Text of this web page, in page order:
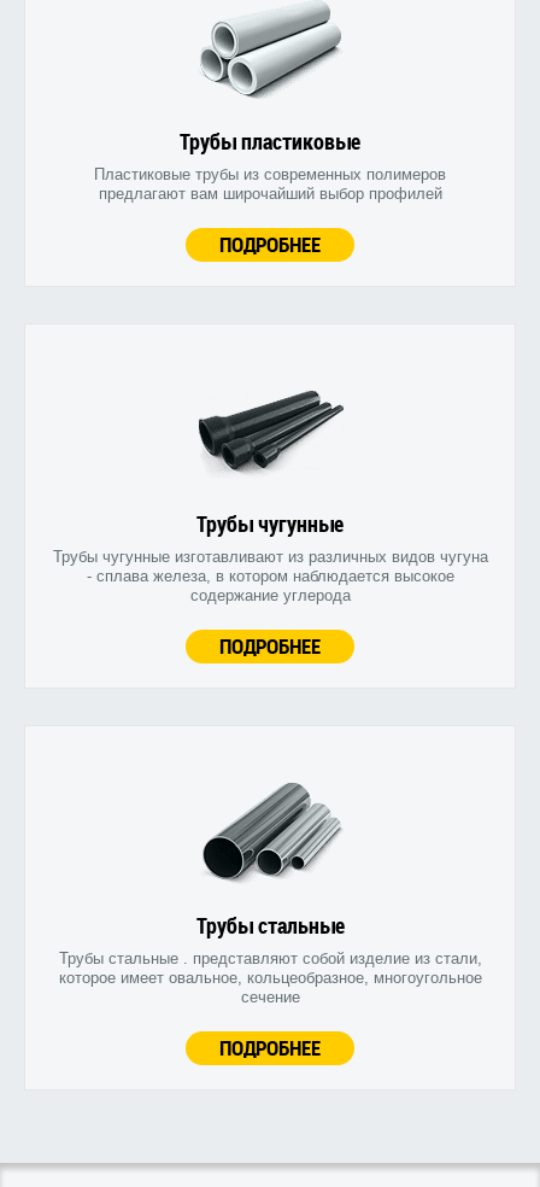
Трубы пластиковые
Пластиковые трубы из современных полимеров
предлагают вам широчайший выбор профилей
ПОДРОБНЕЕ
Трубы чугунные
Трубы чугунные изготавливают из различных видов чугуна
- сплава железа, в котором наблюдается высокое
содержание углерода
ПОДРОБНЕЕ
Трубы стальные
Трубы стальные . представляют собой изделие из стали,
которое имеет овальное, кольцеобразное, многоугольное
сечение
ПОДРОБНЕЕ